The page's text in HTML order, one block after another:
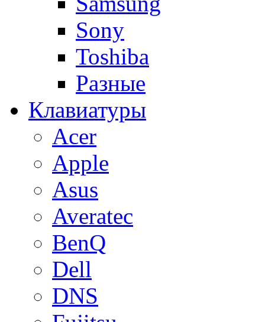
Sony
Toshiba
Разные
Клавиатуры
Acer
Apple
Asus
Averatec
BenQ
Dell
DNS